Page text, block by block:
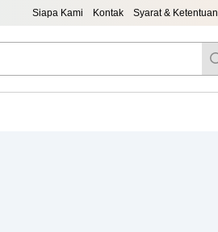
Siapa Kami Kontak Syarat & Ketentuan